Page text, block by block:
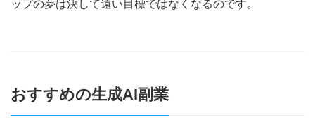
ップの夢は決して遠い目標ではなくなるのです。
おすすめの生成AI副業